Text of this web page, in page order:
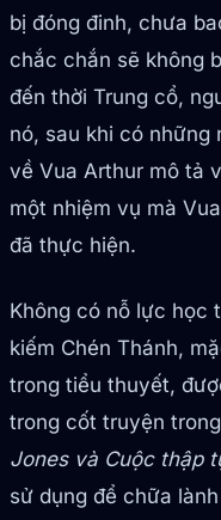
bị đóng đinh, chưa
chắc chắn sẽ không
đến thời Trung cổ,
nó, sau khi có
về Vua Arthur mô tả
một nhiệm vụ mà
đã thực hiện.
Không có nỗ lực học
kiếm Chén Thánh,
trong tiểu thuyết,
trong cốt truyện
Jones và Cuộc thập
sử dụng để chữa